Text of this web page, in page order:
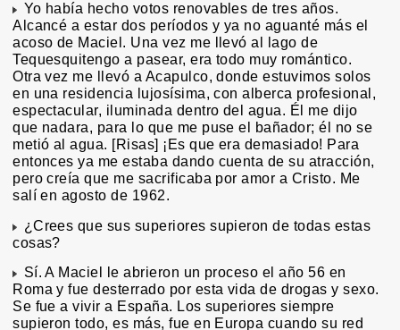
Yo había hecho votos renovables de tres años.
Alcancé a estar dos períodos y ya no aguanté más el
acoso de Maciel. Una vez me llevó al lago de
Tequesquitengo a pasear, era todo muy romántico.
Otra vez me llevó a Acapulco, donde estuvimos solos
en una residencia lujosísima, con alberca profesional,
espectacular, iluminada dentro del agua. Él me dijo
que nadara, para lo que me puse el bañador; él no se
metió al agua. [Risas] ¡Es que era demasiado! Para
entonces ya me estaba dando cuenta de su atracción,
pero creía que me sacrificaba por amor a Cristo. Me
salí en agosto de 1962.
¿Crees que sus superiores supieron de todas estas
cosas?
Sí. A Maciel le abrieron un proceso el año 56 en
Roma y fue desterrado por esta vida de drogas y sexo.
Se fue a vivir a España. Los superiores siempre
supieron todo, es más, fue en Europa cuando su red